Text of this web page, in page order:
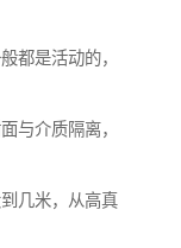
都是活动的，
与介质隔离，
几米，从高真